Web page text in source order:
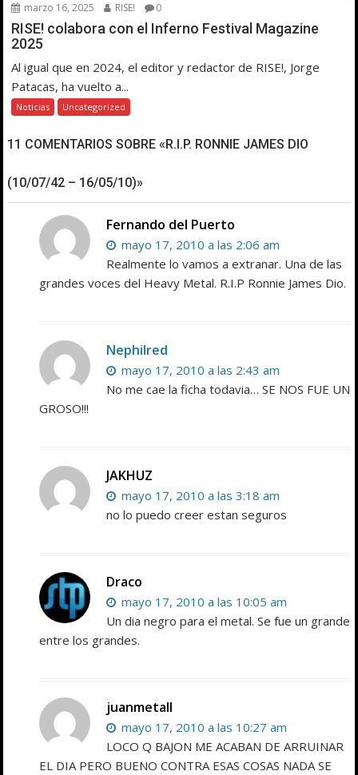
marzo 16, 2025 RISE! 0
RISE! colabora con el Inferno Festival Magazine
2025
Al igual que en 2024, el editor y redactor de RISE!, Jorge
Patacas, ha vuelto a...
Noticias Uncategorized
11 COMENTARIOS SOBRE «R.I.P. RONNIE JAMES DIO
(10/07/42 – 16/05/10)»
Fernando del Puerto
mayo 17, 2010 a las 2:06 am
Realmente lo vamos a extranar. Una de las
grandes voces del Heavy Metal. R.I.P Ronnie James Dio.
Nephilred
mayo 17, 2010 a las 2:43 am
No me cae la ficha todavia… SE NOS FUE UN
GROSO!!!
JAKHUZ
mayo 17, 2010 a las 3:18 am
no lo puedo creer estan seguros
Draco
mayo 17, 2010 a las 10:05 am
Un dia negro para el metal. Se fue un grande
entre los grandes.
juanmetall
mayo 17, 2010 a las 10:27 am
LOCO Q BAJON ME ACABAN DE ARRUINAR
EL DIA PERO BUENO CONTRA ESAS COSAS NADA SE